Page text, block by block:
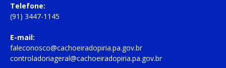
Telefone:
(91) 3447-1145
E-mail:
faleconosco@cachoeiradopiria.pa.gov.br
controladoriageral@cachoeiradopiria.pa.gov.br